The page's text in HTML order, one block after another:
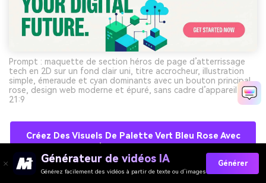
Prompt : maquette de section héros de page d’atterrissage
tech en 2D sur un fond clair uni, titre accrocheur, illustration
simple, émeraude et cyan dominants avec un bouton principal
rose, design web moderne et épuré, sans cadre d’appareil --ar
21:9
Créez Des Visuels De Palette Vert Bleu Rose Avec
Générateur de vidéos IA
Générez facilement des vidéos à partir de texte ou d’images
Générer